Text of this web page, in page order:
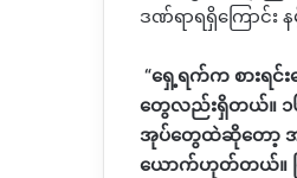
ဒဏ်ရာရရှိကြောင်း
“ရှေ့ရက်က စားရင်
တွေလည်းရှိတယ်။ ၁
အုပ်တွေထဲဆိုတော့ အ
ယောက်ဟုတ်တယ်။ ပြ